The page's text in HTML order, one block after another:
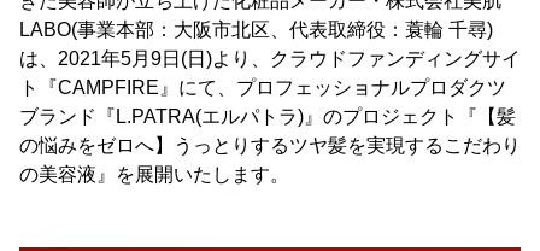
LABO(事業本部：大阪市北区、代表取締役：蓑輪 千尋)
は、2021年5月9日(日)より、クラウドファンディングサイ
ト『CAMPFIRE』にて、プロフェッショナルプロダクツ
ブランド『L.PATRA(エルパトラ)』のプロジェクト『【髪
の悩みをゼロへ】うっとりするツヤ髪を実現するこだわり
の美容液』を展開いたします。